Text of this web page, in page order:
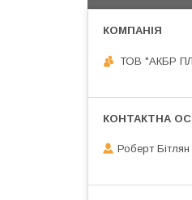
ТОВ "АКБР
Роберт Бітлян